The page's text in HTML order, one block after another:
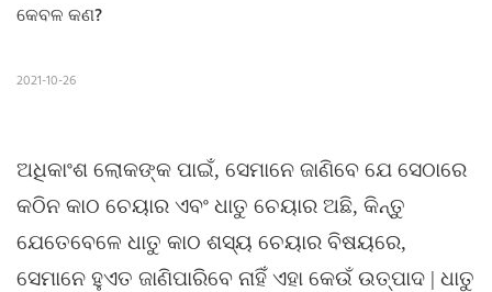
କେବଳ କଣ?
2021-10-26
ଅଧିକାଂଶ ଲୋକଙ୍କ ପାଇଁ, ସେମାନେ ଜାଣିବେ ଯେ ସେଠାରେ
କଠିନ କାଠ ଚେୟାର ଏବଂ ଧାତୁ ଚେୟାର ଅଛି, କିନ୍ତୁ
ଯେତେବେଳେ ଧାତୁ କାଠ ଶସ୍ୟ ଚେୟାର ବିଷୟରେ,
ସେମାନେ ହୁଏତ ଜାଣିପାରିବେ ନାହିଁ ଏହା କେଉଁ ଉତ୍ପାଦ | ଧାତୁ